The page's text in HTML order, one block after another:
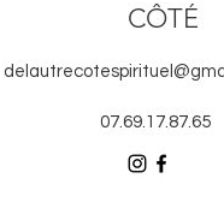
CÔTÉ
07.69.17.87.65